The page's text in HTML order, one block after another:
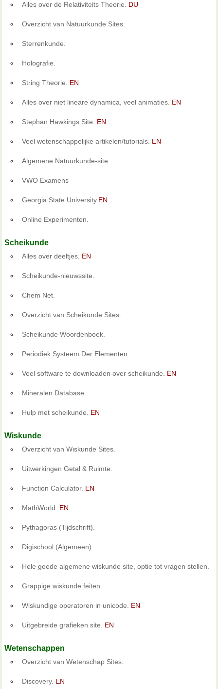
Alles over de Relativiteits Theorie. DU
Overzicht van Natuurkunde Sites.
Sterrenkunde.
Holografie.
String Theorie. EN
Alles over niet lineare dynamica, veel animaties. EN
Stephan Hawkings Site. EN
Veel wetenschappelijke artikelen/tutorials. EN
Algemene Natuurkunde-site.
VWO Examens
Georgia State University. EN
Online Experimenten.
Scheikunde
Alles over deeltjes. EN
Scheikunde-nieuwssite.
Chem Net.
Overzicht van Scheikunde Sites.
Scheikunde Woordenboek.
Periodiek Systeem Der Elementen.
Veel software te downloaden over scheikunde. EN
Mineralen Database.
Hulp met scheikunde. EN
Wiskunde
Overzicht van Wiskunde Sites.
Uitwerkingen Getal & Ruimte.
Function Calculator. EN
MathWorld. EN
Pythagoras (Tijdschrift).
Digischool (Algemeen).
Hele goede algemene wiskunde site, optie tot vragen stellen.
Grappige wiskunde feiten.
Wiskundige operatoren in unicode. EN
Uitgebreide grafieken site. EN
Wetenschappen
Overzicht van Wetenschap Sites.
Discovery. EN